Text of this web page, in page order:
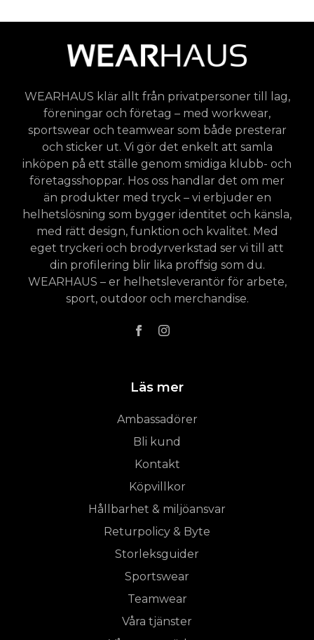
WEARHAUS klär allt från privatpersoner till lag,
föreningar och företag – med workwear,
sportswear och teamwear som både presterar
och sticker ut. Vi gör det enkelt att samla
inköpen på ett ställe genom smidiga klubb- och
företagsshoppar. Hos oss handlar det om mer
än produkter med tryck – vi erbjuder en
helhetslösning som bygger identitet och känsla,
med rätt design, funktion och kvalitet. Med
eget tryckeri och brodyrverkstad ser vi till att
din profilering blir lika proffsig som du.
WEARHAUS – er helhetsleverantör för arbete,
sport, outdoor och merchandise.
Läs mer
Ambassadörer
Bli kund
Kontakt
Köpvillkor
Hållbarhet & miljöansvar
Returpolicy & Byte
Storleksguider
Sportswear
Teamwear
Våra tjänster